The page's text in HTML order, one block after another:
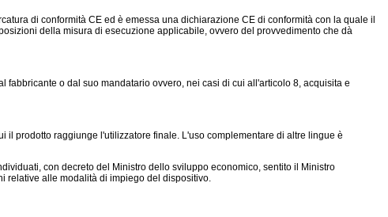
di conformità CE ed è emessa una dichiarazione CE di conformità con la quale il
della misura di esecuzione applicabile, ovvero del provvedimento che dà
o dal suo mandatario ovvero, nei casi di cui all'articolo 8, acquisita e
prodotto raggiunge l'utilizzatore finale. L'uso complementare di altre lingue è
con decreto del Ministro dello sviluppo economico, sentito il Ministro
relative alle modalità di impiego del dispositivo.